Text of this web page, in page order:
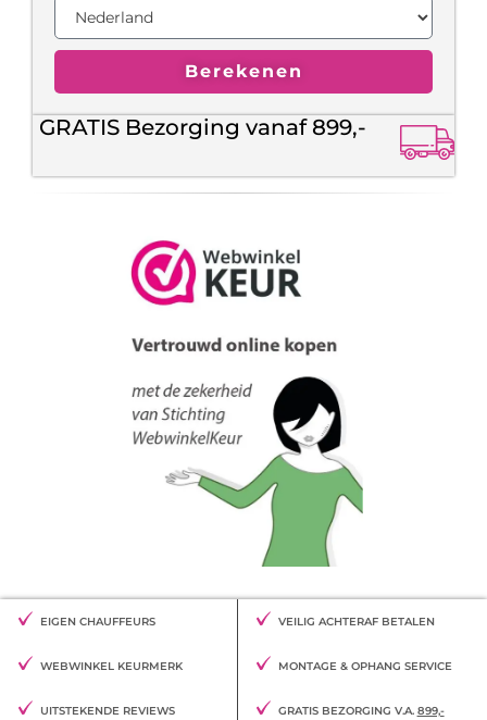
Berekenen
GRATIS Bezorging vanaf 899,-
EIGEN CHAUFFEURS VEILIG ACHTERAF BETALEN
WEBWINKEL KEURMERK MONTAGE & OPHANG SERVICE
UITSTEKENDE REVIEWS GRATIS BEZORGING V.A. 899,-